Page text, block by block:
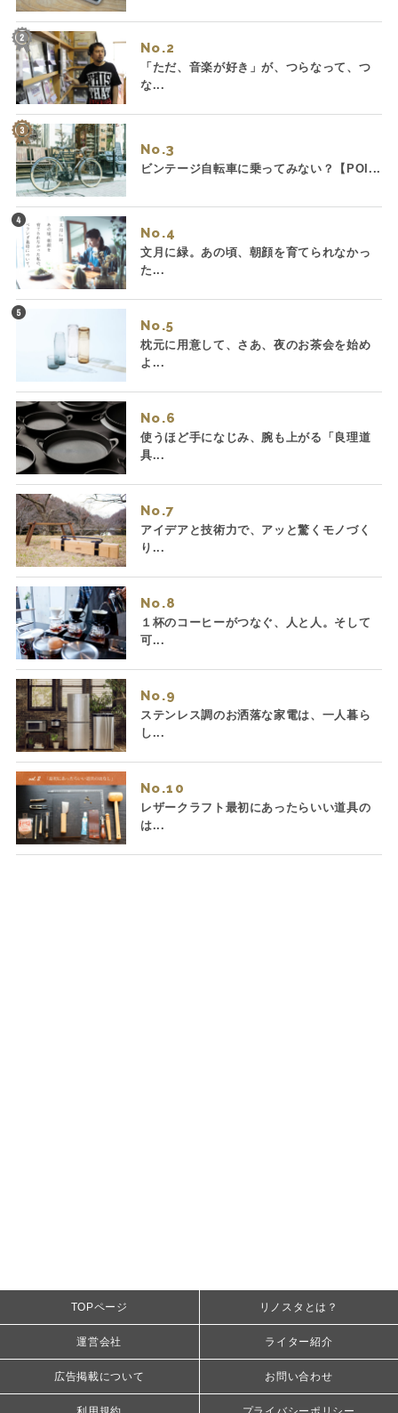
No.
「ただ、音楽が好き」が、つらなって、つ
な...
No.
ビンテージ自転車に乗ってみない？【POI...
No.
文月に緑。あの頃、朝顔を育てられなかっ
た...
No.
枕元に用意して、さあ、夜のお茶会を始め
よ...
No.
使うほど手になじみ、腕も上がる「良理道
具...
No.
アイデアと技術力で、アッと驚くモノづく
り...
No.
１杯のコーヒーがつなぐ、人と人。そして
可...
No.
ステンレス調のお洒落な家電は、一人暮ら
し...
No.
レザークラフト最初にあったらいい道具の
は...
TOPページ リノスタとは？
運営会社 ライター紹介
広告掲載について お問い合わせ